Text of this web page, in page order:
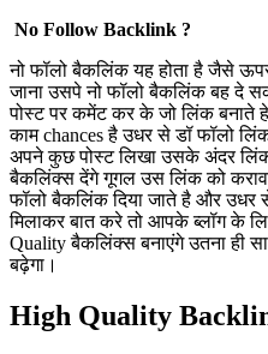
No Follow Backlink ?
नो फॉलो बैकलिंक यह होता है जैसे
जाना उसपे नो फॉलो बैकलिंक बह दे
पोस्ट पर कमेंट कर के जो लिंक बनाते
काम chances है उधर से डॉ फॉलो
अपने कुछ पोस्ट लिखा उसके अंदर लिंक
बैकलिंक्स देंगे गूगल उस लिंक को
फॉलो बैकलिंक दिया जाते है और उधर
मिलाकर बात करे तो आपके ब्लॉग के
Quality बैकलिंक्स बनाएंगे उतना ही
बढ़ेगा।
High Quality